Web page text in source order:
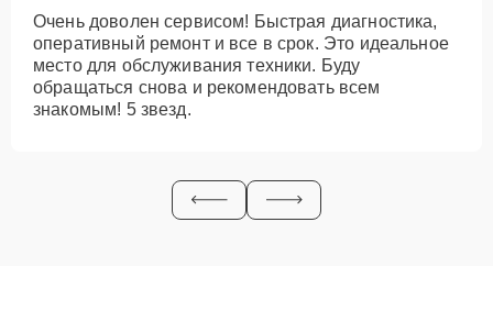
Очень доволен сервисом! Быстрая диагностика,
оперативный ремонт и все в срок. Это идеальное
место для обслуживания техники. Буду
обращаться снова и рекомендовать всем
знакомым! 5 звезд.